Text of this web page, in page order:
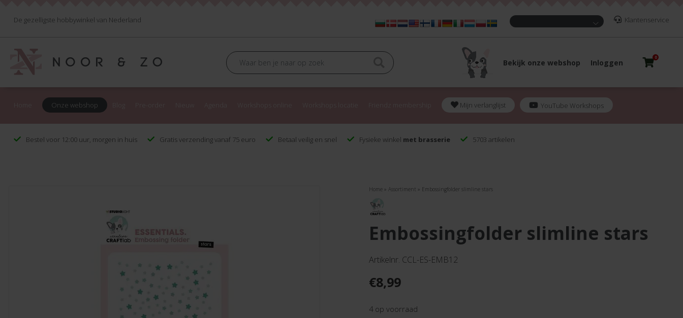
De gezelligste hobbywinkel van Nederland Klantenservice
Bekijk onze webshop Inloggen
0
Onze webshop Mijn verlanglijst YouTube Workshops
Bestel voor 12:00 uur, morgen in huis Gratis verzending vanaf 75 euro Betaal veilig en snel Fysieke winkel met brasserie 5703 artikelen
Home »Assortiment » Embossingfolder slimline stars
embossingfolder slimline stars
Artikelnr. CCL-ES-EMB12
€8,99
4 op voorraad